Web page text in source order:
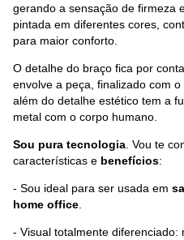
gerando a sensação de firmeza
pintada em diferentes cores,
para maior conforto.
O detalhe do braço fica por
envolve a peça, finalizado com
além do detalhe estético tem a
metal com o corpo humano.
Sou pura tecnologia . Vou te
características e benefícios:
- Sou ideal para ser usada em
home office
- Visual totalmente